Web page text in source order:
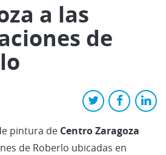
a las
de
pintura de Centro Zaragoza
de Roberlo ubicadas en